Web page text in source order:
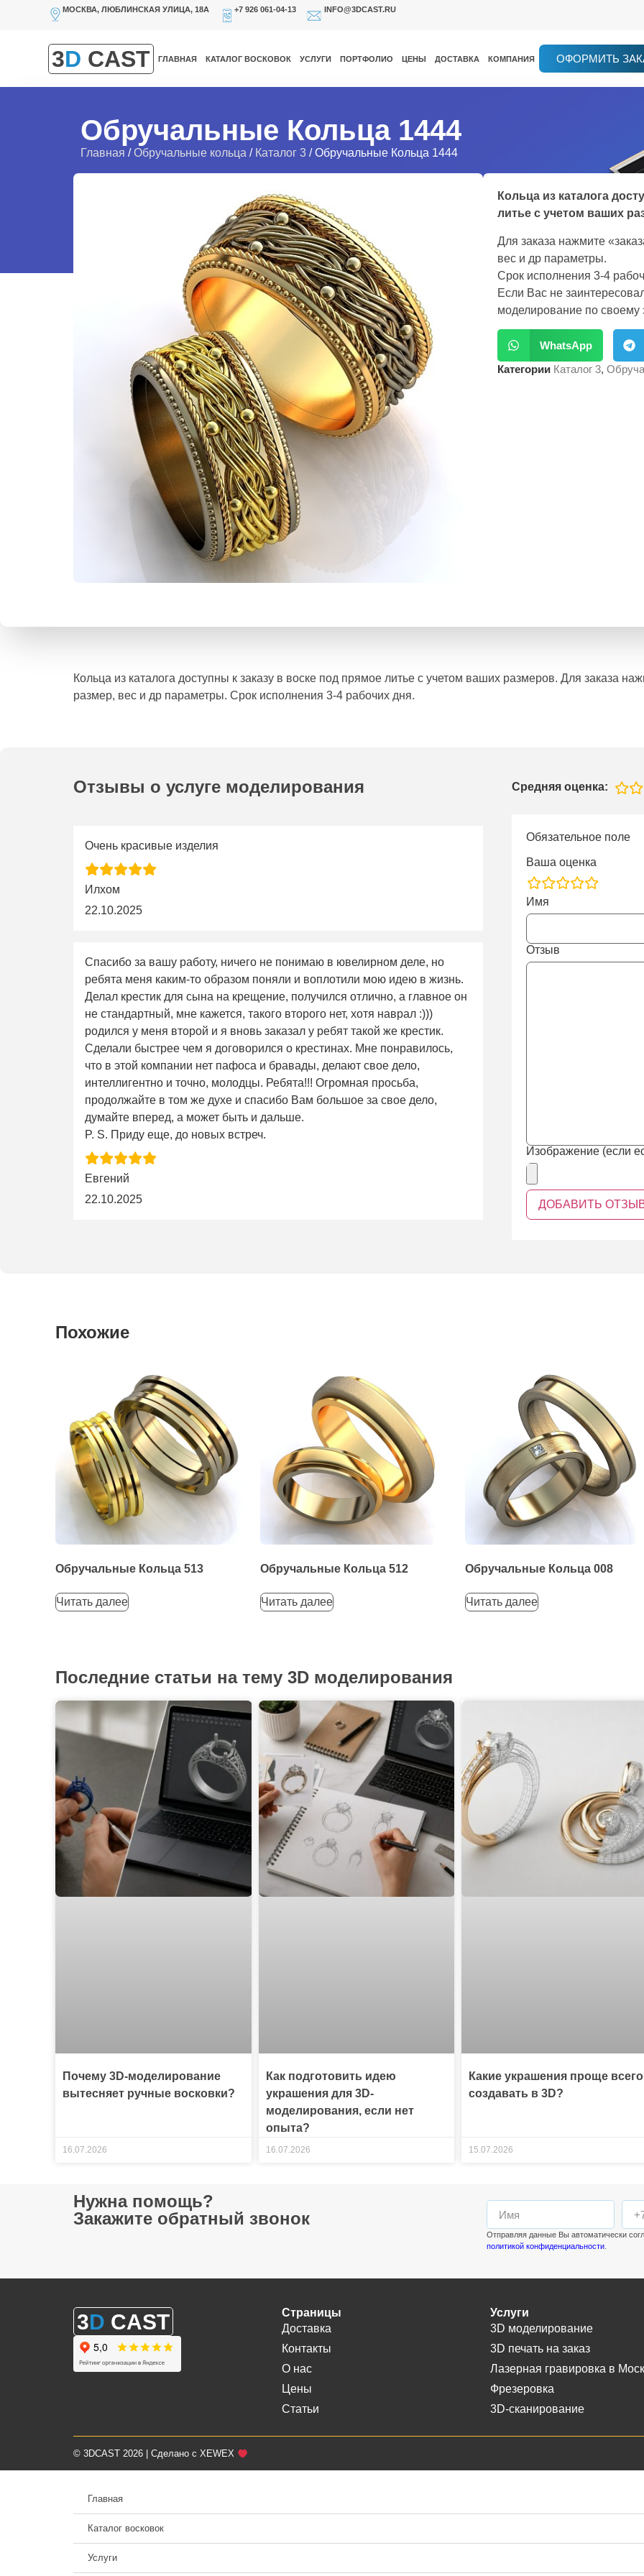
МОСКВА, ЛЮБЛИНСКАЯ УЛИЦА, 18А +7 926 061-04-13 INFO@3DCAST.RU
3D CAST ГЛАВНАЯ КАТАЛОГ ВОСКОВОК УСЛУГИ ПОРТФОЛИО ЦЕНЫ ДОСТАВКА КОМПАНИЯ ОФОРМИТЬ
Обручальные Кольца 1444
Главная /Обручальные кольца / Каталог 3 / Обручальные Кольца 1444
Кольца из каталога
литье с учетом ваших
Для заказа нажмите
вес и др параметры.
Срок исполнения 3-4
Если Вас не
моделирование по своему
WhatsApp
Категории Каталог 3,
Кольца из каталога доступны к заказу в воске под прямое литье с учетом ваших размеров. Для заказа
размер, вес и др параметры. Срок исполнения 3-4 рабочих дня.
Отзывы о услуге моделирования Средняя оценка:
Очень красивые изделия
Илхом
22.10.2025
Спасибо за вашу работу, ничего не понимаю в ювелирном деле, но
ребята меня каким-то образом поняли и воплотили мою идею в жизнь.
Делал крестик для сына на крещение, получился отлично, а главное он
не стандартный, мне кажется, такого второго нет, хотя наврал :)))
родился у меня второй и я вновь заказал у ребят такой же крестик.
Сделали быстрее чем я договорился о крестинах. Мне понравилось,
что в этой компании нет пафоса и бравады, делают свое дело,
интеллигентно и точно, молодцы. Ребята!!! Огромная просьба,
продолжайте в том же духе и спасибо Вам большое за свое дело,
думайте вперед, а может быть и дальше.
P. S. Приду еще, до новых встреч.
Евгений
22.10.2025
Обязательное поле
Ваша оценка
rating
fields
Имя
Отзыв
Изображение (если
Похожие
Обручальные Кольца 513
Читать далее
Обручальные Кольца 512
Читать далее
Обручальные Кольца 008
Читать далее
Последние статьи на тему 3D моделирования
Почему 3D-моделирование
вытесняет ручные восковки?
16.07.2026
Как подготовить идею
украшения для 3D-
моделирования, если нет
опыта?
16.07.2026
Какие украшения проще всего
создавать в 3D?
15.07.2026
Нужна помощь?
Закажите обратный звонок
Отправляя данные Вы автоматически
политикой конфиденциальности.
3D CAST
Страницы
Доставка
Контакты
О нас
Цены
Статьи
Услуги
3D моделирование
3D печать на заказ
Лазерная гравировка в
Фрезеровка
3D-сканирование
© 3DCAST 2026 | Сделано с XEWEX
Главная
Каталог восковок
Услуги